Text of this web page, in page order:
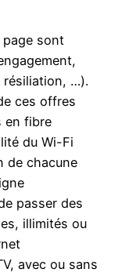
sont
résiliation, …).
ces offres
en fibre
du Wi-Fi
de chacune
passer des
illimités ou
avec ou sans